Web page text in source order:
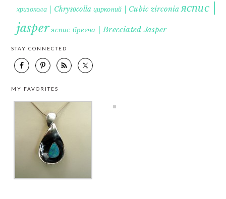
хризокола | Chrysocolla цирконий | Cubic zirconia яспис |
jasperяспис брегча | Brecciated Jasper
STAY CONNECTED
MY FAVORITES